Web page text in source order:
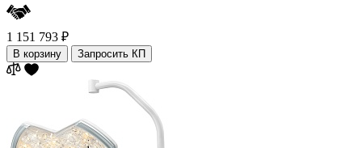
1 151 793 ₽
В корзину Запросить КП